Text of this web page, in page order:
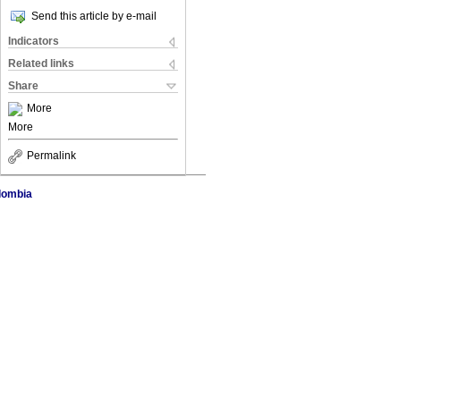
Send this article by e-mail
Indicators
Related links
Share
More
More
Permalink